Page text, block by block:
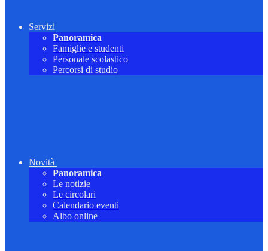
Servizi
Panoramica
Famiglie e studenti
Personale scolastico
Percorsi di studio
Novità
Panoramica
Le notizie
Le circolari
Calendario eventi
Albo online